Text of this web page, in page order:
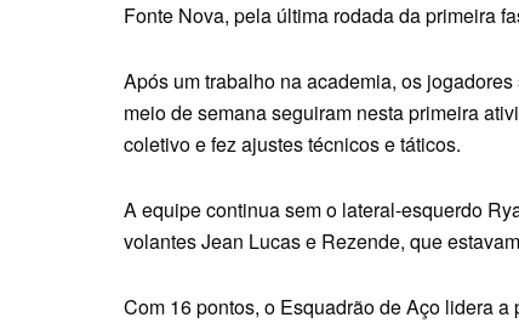
Fonte Nova, pela última rodada da primeira
Após um trabalho na academia, os
meio de semana seguiram nesta primeira
coletivo e fez ajustes técnicos e táticos.
A equipe continua sem o lateral-esquerdo
volantes Jean Lucas e Rezende, que
Com 16 pontos, o Esquadrão de Aço lidera